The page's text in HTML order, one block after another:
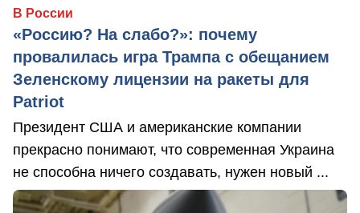
В России
«Россию? На слабо?»: почему
провалилась игра Трампа с обещанием
Зеленскому лицензии на ракеты для
Patriot
Президент США и американские компании
прекрасно понимают, что современная Украина
не способна ничего создавать, нужен новый ...